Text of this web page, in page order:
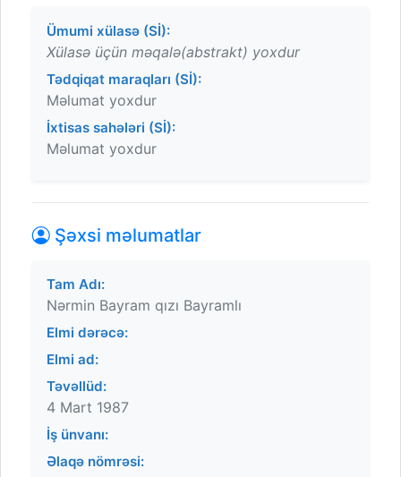
Ümumi xülasə (Sİ):
Xülasə üçün məqalə(abstrakt) yoxdur
Tədqiqat maraqları (Sİ):
Məlumat yoxdur
İxtisas sahələri (Sİ):
Məlumat yoxdur
Şəxsi məlumatlar
Tam Adı:
Nərmin Bayram qızı Bayramlı
Elmi dərəcə:
Elmi ad:
Təvəllüd:
4 Mart 1987
İş ünvanı:
Əlaqə nömrəsi: